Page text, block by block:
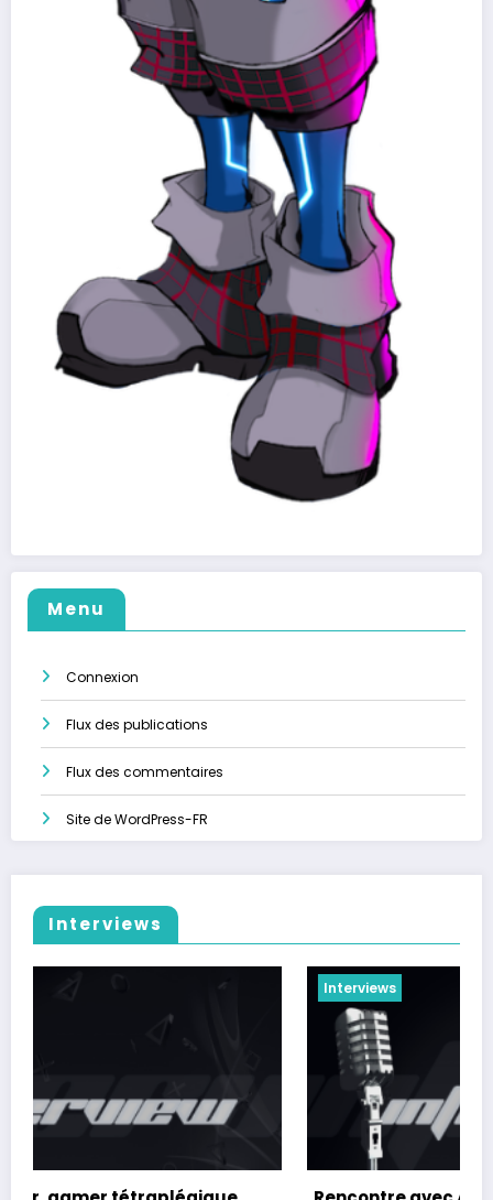
Menu
Connexion
Flux des publications
Flux des commentaires
Site de WordPress-FR
Interviews
Interviews